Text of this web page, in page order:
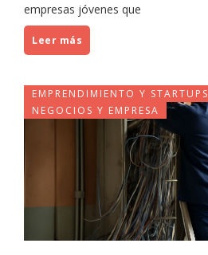
empresas jóvenes que
Leer más
EMPRENDIMIENTO Y STARTUPS
NEGOCIOS Y EMPRESA